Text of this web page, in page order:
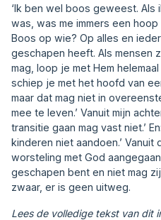
‘Ik ben wel boos geweest. Als
was, was me immers een
Boos op wie? Op alles en
geschapen heeft. Als mensen
mag, loop je met Hem
schiep je met het hoofd van
maar dat mag niet in
mee te leven.’ Vanuit mijn
transitie gaan mag vast niet.’
kinderen niet aandoen.’
worsteling met God
geschapen bent en niet mag
zwaar, er is geen uitweg.
Lees de volledige tekst van dit